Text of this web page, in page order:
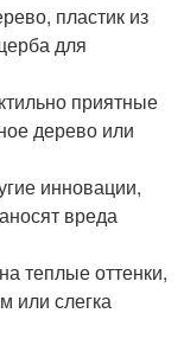
пластик из
для
приятные
дерево или
инновации,
вреда
теплые оттенки,
или слегка